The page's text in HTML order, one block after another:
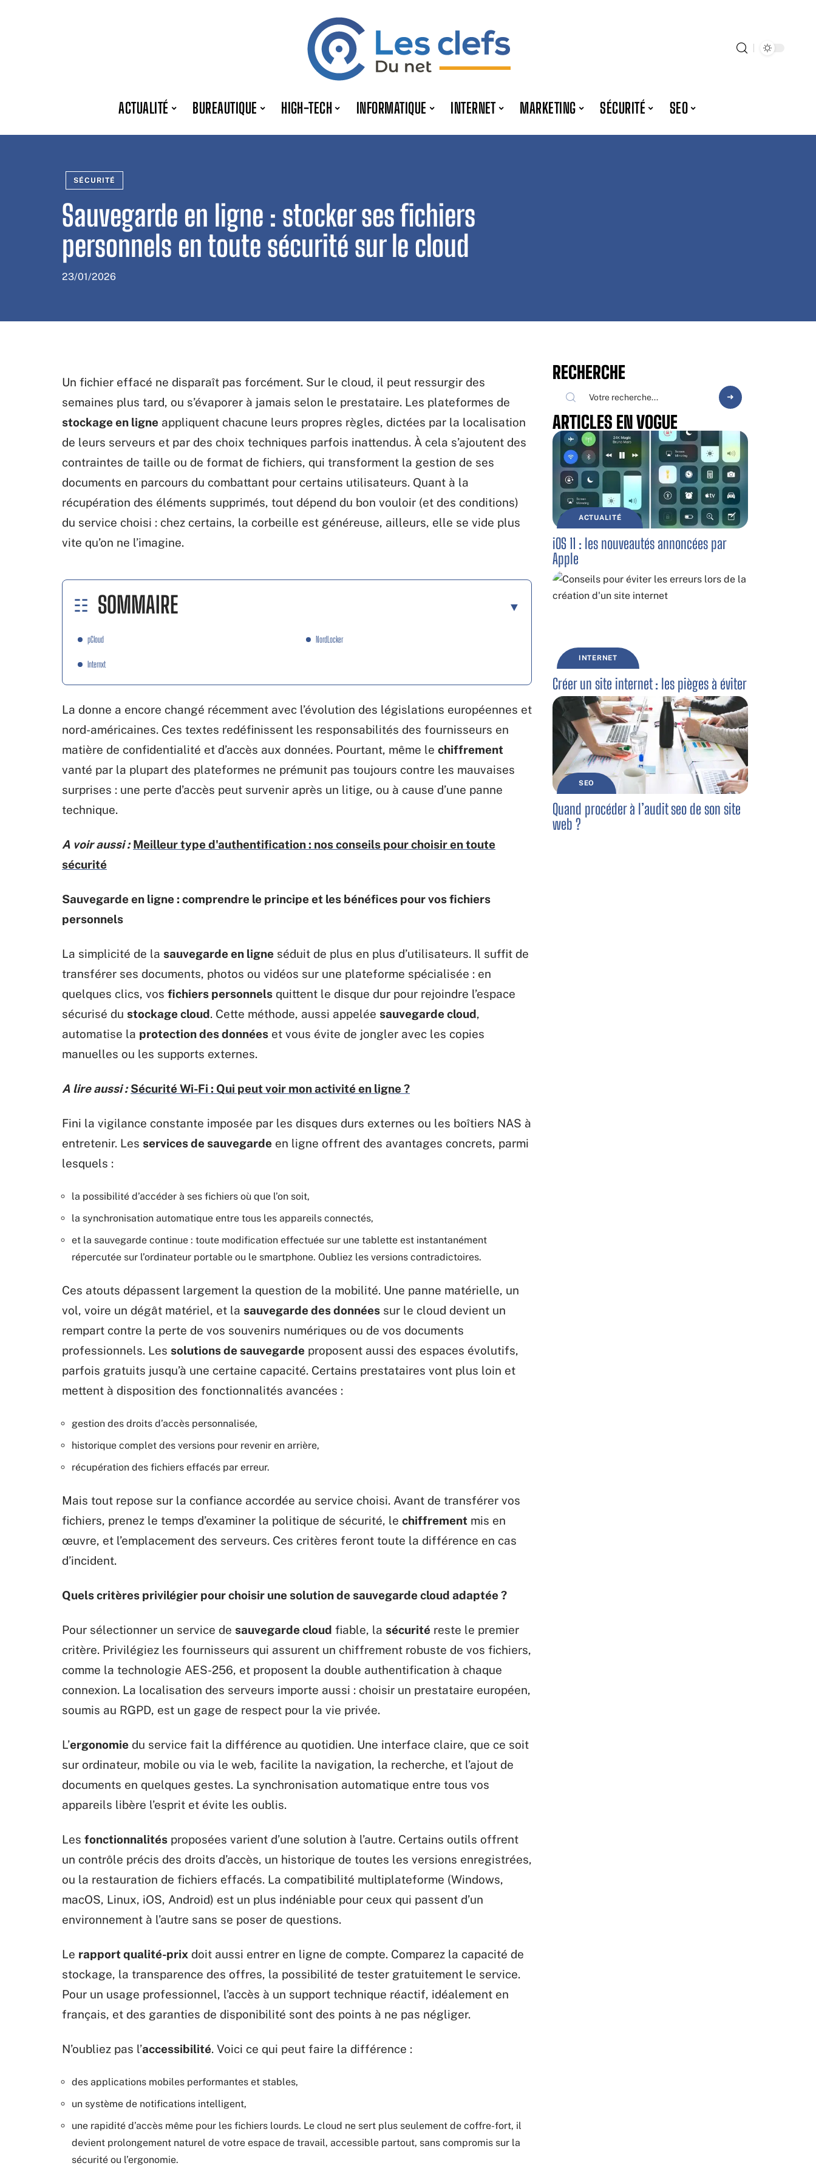
ACTUALITÉ BUREAUTIQUE HIGH-TECH INFORMATIQUE INTERNET MARKETING SÉCURITÉ SEO
SÉCURITÉ
Sauvegarde en ligne : stocker ses fichiers
personnels en toute sécurité sur le cloud
23/01/2026
Un fichier effacé ne disparaît pas forcément. Sur le cloud, il peut ressurgir des
semaines plus tard, ou s’évaporer à jamais selon le prestataire. Les plateformes de
stockage en ligne appliquent chacune leurs propres règles, dictées par la localisation
de leurs serveurs et par des choix techniques parfois inattendus. À cela s’ajoutent des
contraintes de taille ou de format de fichiers, qui transforment la gestion de ses
documents en parcours du combattant pour certains utilisateurs. Quant à la
récupération des éléments supprimés, tout dépend du bon vouloir (et des conditions)
du service choisi : chez certains, la corbeille est généreuse, ailleurs, elle se vide plus
vite qu’on ne l’imagine.
SOMMAIRE
pCloud
Internxt
NordLocker
La donne a encore changé récemment avec l’évolution des législations européennes et
nord-américaines. Ces textes redéfinissent les responsabilités des fournisseurs en
matière de confidentialité et d’accès aux données. Pourtant, même le chiffrement
vanté par la plupart des plateformes ne prémunit pas toujours contre les mauvaises
surprises : une perte d’accès peut survenir après un litige, ou à cause d’une panne
technique.
A voir aussi : Meilleur type d'authentification : nos conseils pour choisir en toute
sécurité
Sauvegarde en ligne : comprendre le principe et les bénéfices pour vos fichiers
personnels
La simplicité de la sauvegarde en ligne séduit de plus en plus d’utilisateurs. Il suffit de
transférer ses documents, photos ou vidéos sur une plateforme spécialisée : en
quelques clics, vos fichiers personnels quittent le disque dur pour rejoindre l’espace
sécurisé du stockage cloud. Cette méthode, aussi appelée sauvegarde cloud,
automatise la protection des données et vous évite de jongler avec les copies
manuelles ou les supports externes.
A lire aussi : Sécurité Wi-Fi : Qui peut voir mon activité en ligne ?
Fini la vigilance constante imposée par les disques durs externes ou les boîtiers NAS à
entretenir. Les services de sauvegarde en ligne offrent des avantages concrets, parmi
lesquels :
la possibilité d’accéder à ses fichiers où que l’on soit,
la synchronisation automatique entre tous les appareils connectés,
et la sauvegarde continue : toute modification effectuée sur une tablette est instantanément
répercutée sur l’ordinateur portable ou le smartphone. Oubliez les versions contradictoires.
Ces atouts dépassent largement la question de la mobilité. Une panne matérielle, un
vol, voire un dégât matériel, et la sauvegarde des données sur le cloud devient un
rempart contre la perte de vos souvenirs numériques ou de vos documents
professionnels. Les solutions de sauvegarde proposent aussi des espaces évolutifs,
parfois gratuits jusqu’à une certaine capacité. Certains prestataires vont plus loin et
mettent à disposition des fonctionnalités avancées :
gestion des droits d’accès personnalisée,
historique complet des versions pour revenir en arrière,
récupération des fichiers effacés par erreur.
Mais tout repose sur la confiance accordée au service choisi. Avant de transférer vos
fichiers, prenez le temps d’examiner la politique de sécurité, le chiffrement mis en
œuvre, et l’emplacement des serveurs. Ces critères feront toute la différence en cas
d’incident.
Quels critères privilégier pour choisir une solution de sauvegarde cloud adaptée ?
Pour sélectionner un service de sauvegarde cloud fiable, la sécurité reste le premier
critère. Privilégiez les fournisseurs qui assurent un chiffrement robuste de vos fichiers,
comme la technologie AES-256, et proposent la double authentification à chaque
connexion. La localisation des serveurs importe aussi : choisir un prestataire européen,
soumis au RGPD, est un gage de respect pour la vie privée.
L’ergonomie du service fait la différence au quotidien. Une interface claire, que ce soit
sur ordinateur, mobile ou via le web, facilite la navigation, la recherche, et l’ajout de
documents en quelques gestes. La synchronisation automatique entre tous vos
appareils libère l’esprit et évite les oublis.
Les fonctionnalités proposées varient d’une solution à l’autre. Certains outils offrent
un contrôle précis des droits d’accès, un historique de toutes les versions enregistrées,
ou la restauration de fichiers effacés. La compatibilité multiplateforme (Windows,
macOS, Linux, iOS, Android) est un plus indéniable pour ceux qui passent d’un
environnement à l’autre sans se poser de questions.
Le rapport qualité-prix doit aussi entrer en ligne de compte. Comparez la capacité de
stockage, la transparence des offres, la possibilité de tester gratuitement le service.
Pour un usage professionnel, l’accès à un support technique réactif, idéalement en
français, et des garanties de disponibilité sont des points à ne pas négliger.
N’oubliez pas l’accessibilité. Voici ce qui peut faire la différence :
des applications mobiles performantes et stables,
un système de notifications intelligent,
une rapidité d’accès même pour les fichiers lourds. Le cloud ne sert plus seulement de coffre-fort, il
devient prolongement naturel de votre espace de travail, accessible partout, sans compromis sur la
sécurité ou l’ergonomie.
RECHERCHE
ARTICLES EN VOGUE
ACTUALITÉ
iOS 11 : les nouveautés annoncées par
Apple
INTERNET
Créer un site internet : les pièges à éviter
SEO
Quand procéder à l’audit seo de son site
web ?